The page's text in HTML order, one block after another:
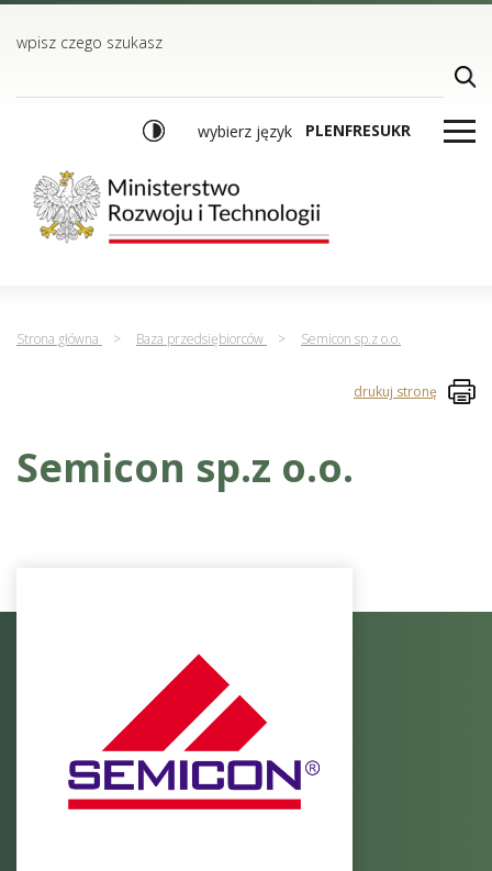
TREŚĆ
MENU GŁÓWNE
WYSZUKIWARKA
wpisz czego szukasz
wybierz język PLENFRESUKR
Strona główna > Baza przedsiębiorców > Semicon sp.z o.o.
drukuj stronę
Semicon sp.z o.o.